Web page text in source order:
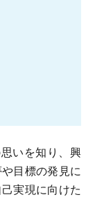
いを知り、興
目標の発見に
実現に向けた